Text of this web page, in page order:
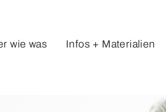
wie was Infos + Materialien